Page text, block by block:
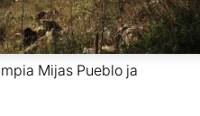
Mijas Pueblo ja